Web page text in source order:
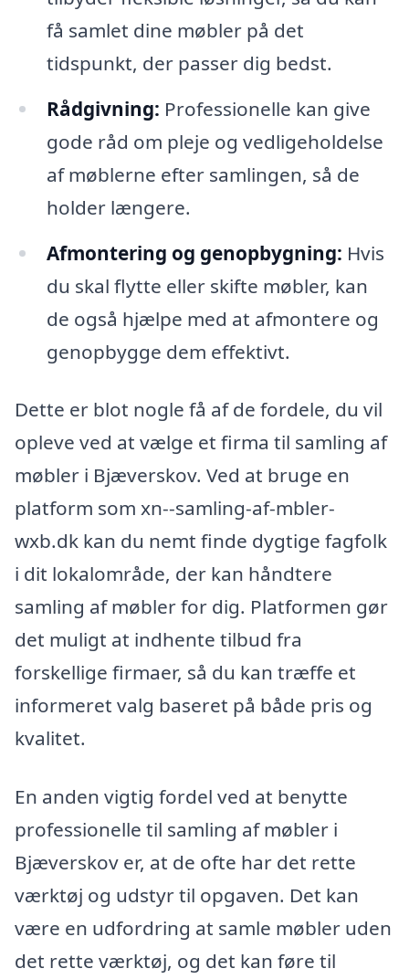
få samlet dine møbler på det
tidspunkt, der passer dig bedst.
Rådgivning: Professionelle kan give
gode råd om pleje og vedligeholdelse
af møblerne efter samlingen, så de
holder længere.
Afmontering og genopbygning: Hvis
du skal flytte eller skifte møbler, kan
de også hjælpe med at afmontere og
genopbygge dem effektivt.
Dette er blot nogle få af de fordele, du vil
opleve ved at vælge et firma til samling af
møbler i Bjæverskov. Ved at bruge en
platform som xn--samling-af-mbler-
wxb.dk kan du nemt finde dygtige fagfolk
i dit lokalområde, der kan håndtere
samling af møbler for dig. Platformen gør
det muligt at indhente tilbud fra
forskellige firmaer, så du kan træffe et
informeret valg baseret på både pris og
kvalitet.
En anden vigtig fordel ved at benytte
professionelle til samling af møbler i
Bjæverskov er, at de ofte har det rette
værktøj og udstyr til opgaven. Det kan
være en udfordring at samle møbler uden
det rette værktøj, og det kan føre til